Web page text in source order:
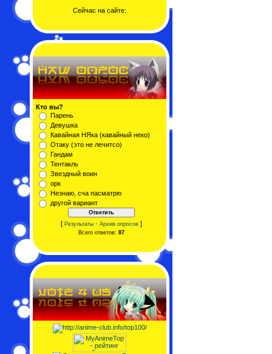
Сейчас на сайте:
Кто вы?
Парень
Девушка
Кавайная НЯка (кавайный неко)
Отаку (это не лечитсо)
Гандам
Тентакль
Звездный воин
орк
Незнаю, сча пасматрю
другой вариант
[ Результаты· Архив опросов]
Всего ответов: 87